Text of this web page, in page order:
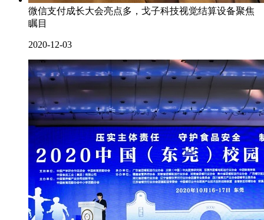
微信支付成长大会亮点多，戈子科技视觉结算设备聚焦
瞩目
2020-12-03